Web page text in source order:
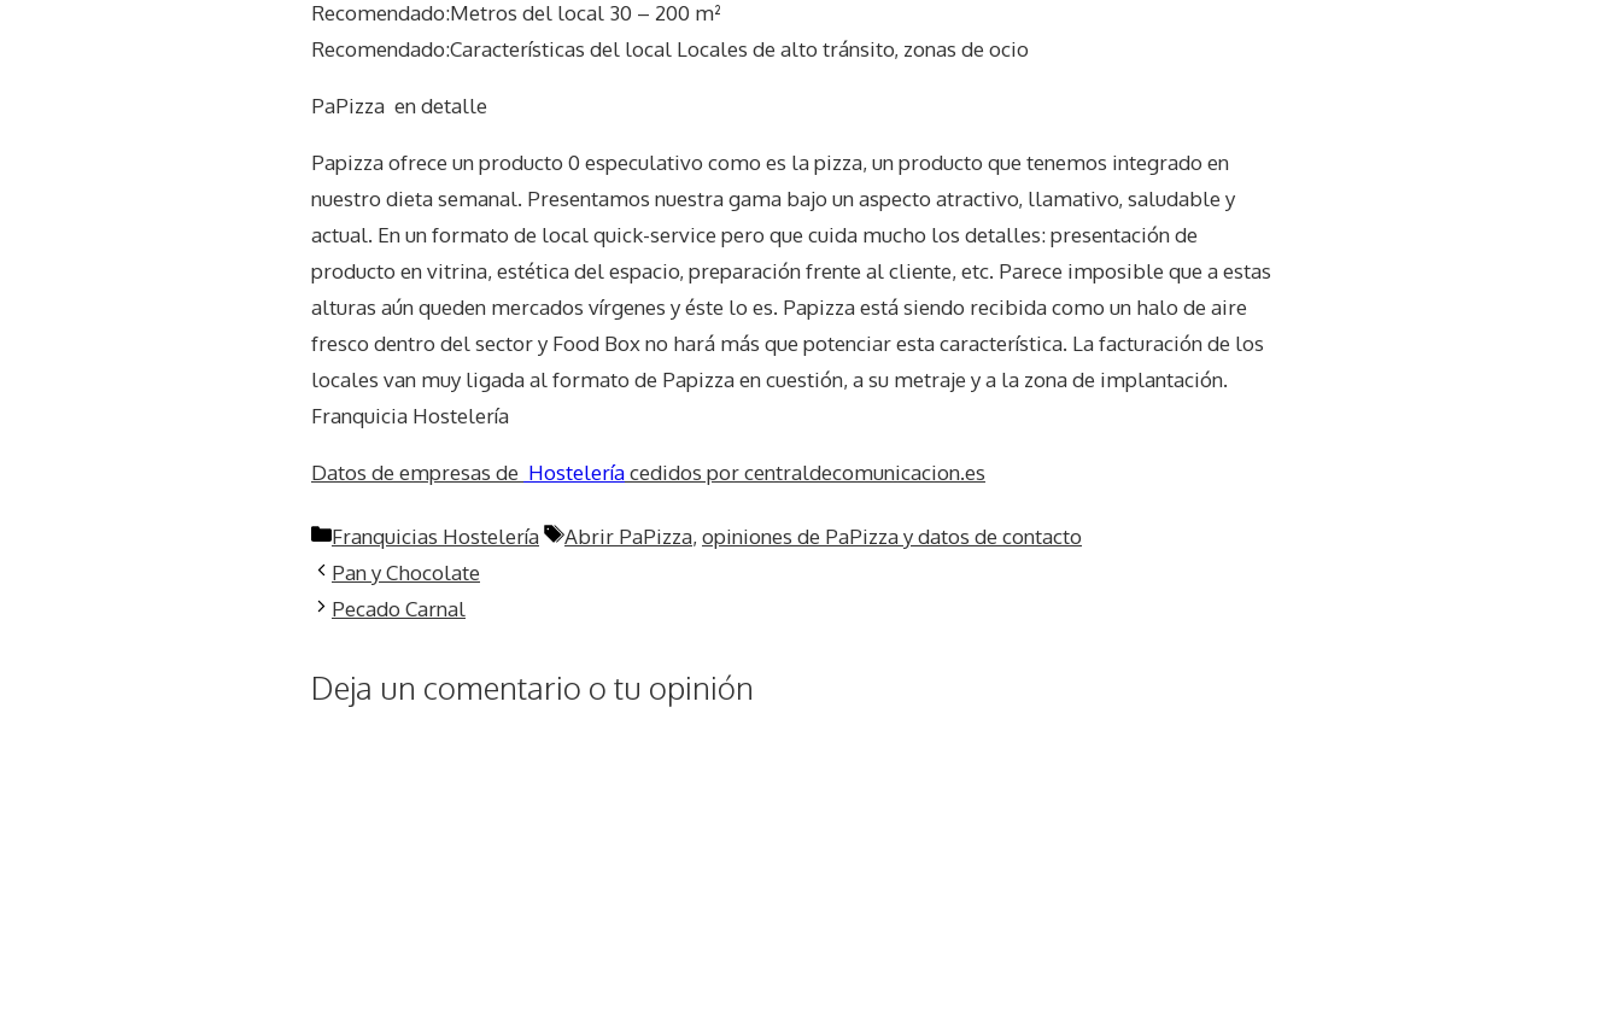
Recomendado:Metros del local 30 – 200 m²
Recomendado:Características del local Locales de alto tránsito, zonas de ocio
PaPizza en detalle
Papizza ofrece un producto 0 especulativo como es la pizza, un producto que tenemos integrado en
nuestro dieta semanal. Presentamos nuestra gama bajo un aspecto atractivo, llamativo, saludable y
actual. En un formato de local quick-service pero que cuida mucho los detalles: presentación de
producto en vitrina, estética del espacio, preparación frente al cliente, etc. Parece imposible que a estas
alturas aún queden mercados vírgenes y éste lo es. Papizza está siendo recibida como un halo de aire
fresco dentro del sector y Food Box no hará más que potenciar esta característica. La facturación de los
locales van muy ligada al formato de Papizza en cuestión, a su metraje y a la zona de implantación.
Franquicia Hostelería
Datos de empresas de Hosteleríacedidos por centraldecomunicacion.es
Categorías
Franquicias Hostelería Etiquetas
Abrir PaPizza, opiniones de PaPizza y datos de contacto
Pan y Chocolate
Pecado Carnal
Deja un comentario o tu opinión